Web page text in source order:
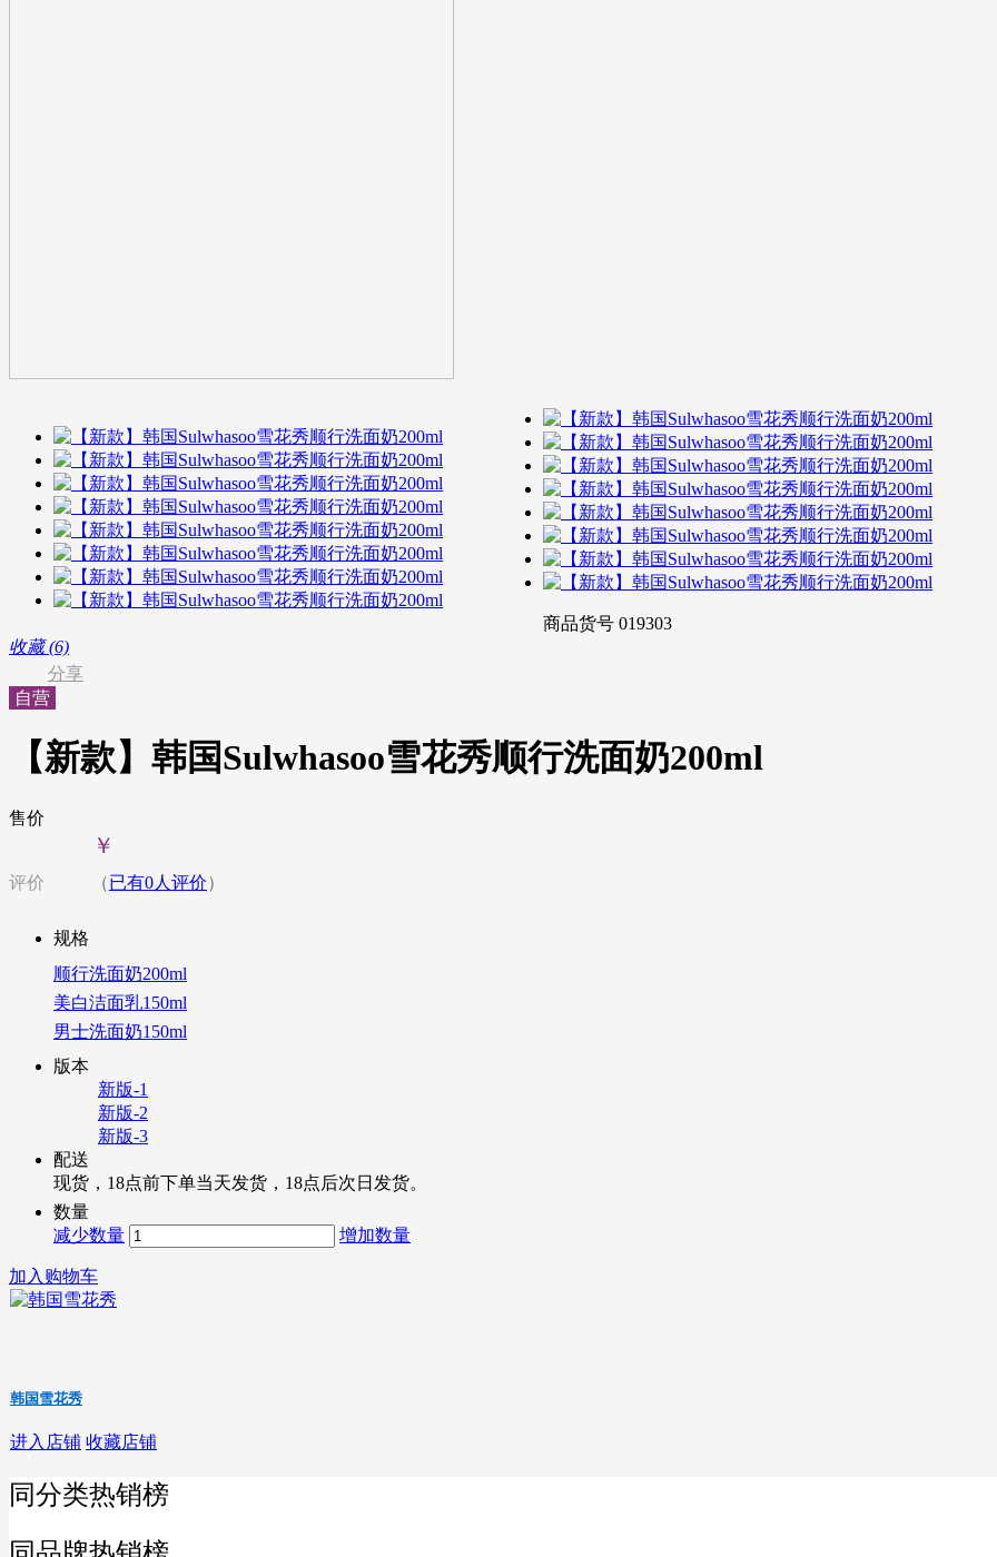
商品货号 019303
收藏 (6)
分享
自营
【新款】韩国Sulwhasoo雪花秀顺行洗面奶200ml
售价
￥
评价 （已有0人评价）
规格
顺行洗面奶200ml
美白洁面乳150ml
男士洗面奶150ml
版本
新版-1
新版-2
新版-3
配送
现货，18点前下单当天发货，18点后次日发货。
数量
减少数量
增加数量
加入购物车
韩国雪花秀
进入店铺 收藏店铺
同分类热销榜